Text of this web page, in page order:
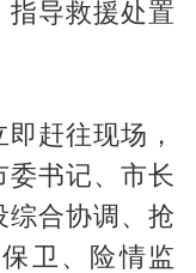
指导救援处置
赶往现场，
委书记、市长
综合协调、抢
卫、险情监